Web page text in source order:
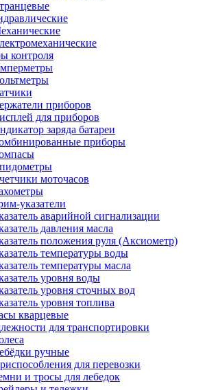
контроля
приборов
для приборов
заряда батареи
приборы
моточасов
указатели
аварийной сигнализации
давления масла
положения руля (Аксиометр)
температуры воды
температуры масла
уровня воды
уровня сточных вод
уровня топлива
кварцевые
для транспортировки
ручные
для перевозки
и тросы для лебедок